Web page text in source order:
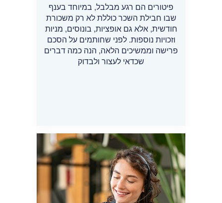
פיטורים הם רגע מבלבל, במיוחד בענף
שבו חבילת השכר כוללת לא רק משכורת
חודשית, אלא גם אופציות, בונוסים, מניות
וזכויות נוספות. לפני שחותמים על הסכם
פרישה וממשיכים הלאה, הנה כמה דברים
שכדאי לעצור ולבדוק